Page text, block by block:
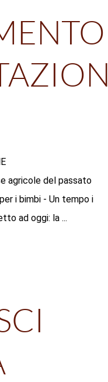
agricole del passato
i bimbi - Un tempo i
ad oggi: la ...